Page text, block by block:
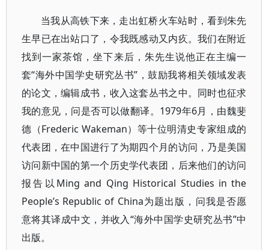
当我从高铁下来，走出虹桥火车站时，看到朱先
生早已在出站口了，令我既感动又内疚。我们在附近
找到一家茶馆，坐下来后，朱先生说他正在主编一
套“海外中国学史研究丛书”，鼓励我将相关领域发表
的论文，编辑成书，收入这套丛书之中。同时也征求
我的意见，问是否可以做翻译。1979年6月，由魏斐
德（Frederic Wakeman）等十位明清史专家组成的
代表团，在中国进行了为期四个月的访问，乃是美国
访问新中国的第一个历史学代表团，后来他们的访问
报告以Ming and Qing Historical Studies in the
People’s Republic of China为题出版，问我是否愿
意将其译成中文，并收入“海外中国学史研究丛书”中
出版。